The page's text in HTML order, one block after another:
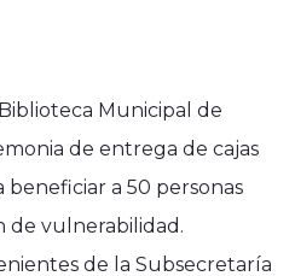
Municipal de
de entrega de cajas
a 50 personas
de vulnerabilidad.
de la Subsecretaría